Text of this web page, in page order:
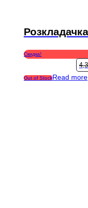
Скидка!
Out of StockRead more